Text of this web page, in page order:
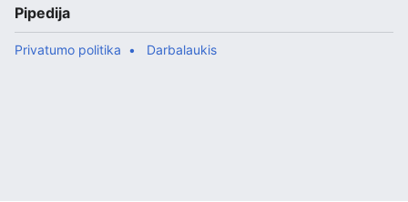
Pipedija
Privatumo politika Darbalaukis